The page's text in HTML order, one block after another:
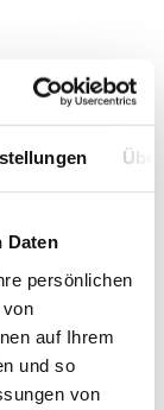
Daten
persönlichen
auf Ihrem
und so
von